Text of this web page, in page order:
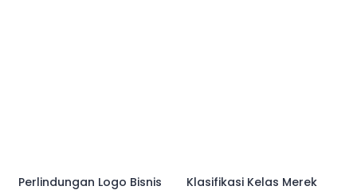
Perlindungan Logo Bisnis
Klasifikasi Kelas Merek